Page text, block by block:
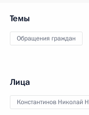
Темы
Обращения граждан
Лица
Константинов Николай